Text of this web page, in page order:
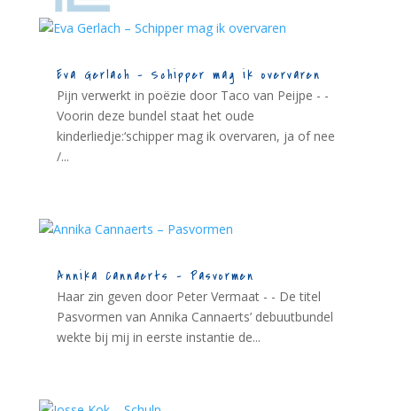
Eva Gerlach – Schipper mag ik overvaren
Pijn verwerkt in poëzie door Taco van Peijpe - -
Voorin deze bundel staat het oude
kinderliedje:‘schipper mag ik overvaren, ja of nee
/...
Annika Cannaerts – Pasvormen
Haar zin geven door Peter Vermaat - - De titel
Pasvormen van Annika Cannaerts’ debuutbundel
wekte bij mij in eerste instantie de...